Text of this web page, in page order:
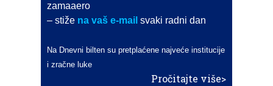
zamaaero
– stiže na vaš e-mail svaki radni dan
Na Dnevni bilten su pretplaćene najveće institucije
i zračne luke
Pročitajte više>